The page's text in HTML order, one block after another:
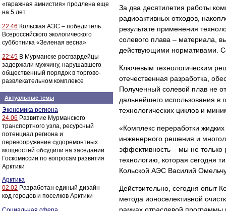
«гаражная амнистия» продлена еще
на 5 лет
22:46 Кольская АЭС – победитель
Всероссийского экологического
субботника «Зеленая весна»
22:45 В Мурманске росгвардейцы
задержали мужчину, нарушавшего
общественный порядок в торгово-
развлекательном комплексе
Актуальные темы
Экономика региона
24.06 Развитие Мурманского
транспортного узла, ресурсный
потенциал региона и
перевооружение судоремонтных
мощностей обсудили на заседании
Госкомиссии по вопросам развития
Арктики
Арктика
02.02 Разработан единый дизайн-
код городов и поселков Арктики
За два десятилетия работы
радиоактивных отходов,
результате применения
солевого плава – материала,
действующими нормативами.
Ключевым технологическим
отечественная разработка,
Полученный солевой плав не
дальнейшего использования в
технологических циклов и
«Комплекс переработки
инженерного решения и
эффективность – мы не
технологию, которая сегодня
Кольской АЭС Василий
Действительно, сегодня опыт
метода ионоселективной